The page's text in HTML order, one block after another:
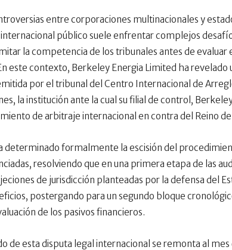
entre corporaciones multinacionales y
público suele enfrentar complejos
la competencia de los tribunales antes de evaluar
este contexto, Berkeley Energia Limited ha revelado
por el tribunal del Centro Internacional de
la institución ante la cual su filial de control,
de arbitraje internacional en contra del Reino de
determinado formalmente la escisión del
resolviendo que en una primera etapa de las
de jurisdicción planteadas por la defensa del
postergando para un segundo bloque
de los pasivos financieros.
de esta disputa legal internacional se remonta al